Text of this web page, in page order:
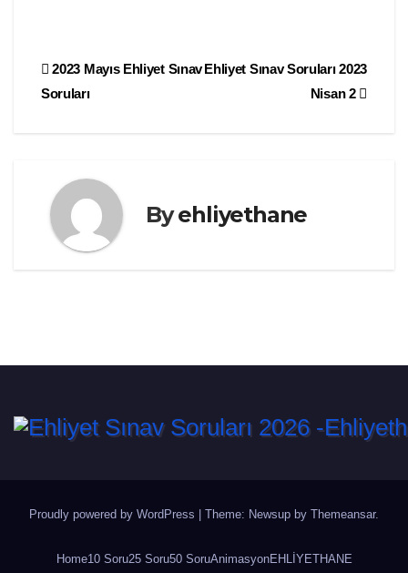
Yazı
Ehliyet Sınav Soruları 2023
Nisan 2
2023 Mayıs Ehliyet Sınav
Soruları
Byehliyethane
Proudly powered by WordPress Theme: Newsup by Themeansar.
Home10 Soru25 Soru50 SoruAnimasyonEHLİYETHANE